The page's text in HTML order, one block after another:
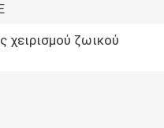
χειρισμού ζωικού